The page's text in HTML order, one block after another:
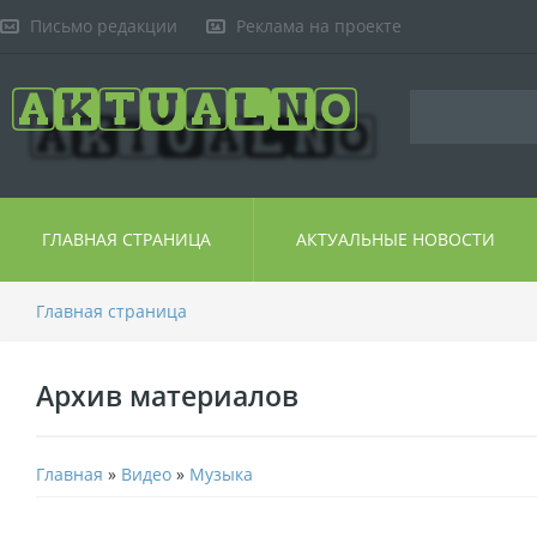
Письмо редакции Реклама на проекте
ГЛАВНАЯ СТРАНИЦА АКТУАЛЬНЫЕ НОВОСТИ
Главная страница
Архив материалов
Главная » Видео » Музыка